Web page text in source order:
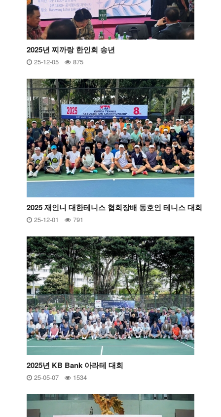
2025년 찌까랑 한인회 송년
25-12-05 875
2025 재인니 대한테니스 협회장배 동호인 테니스 대회
25-12-01 791
2025년 KB Bank 아라테 대회
25-05-07 1534